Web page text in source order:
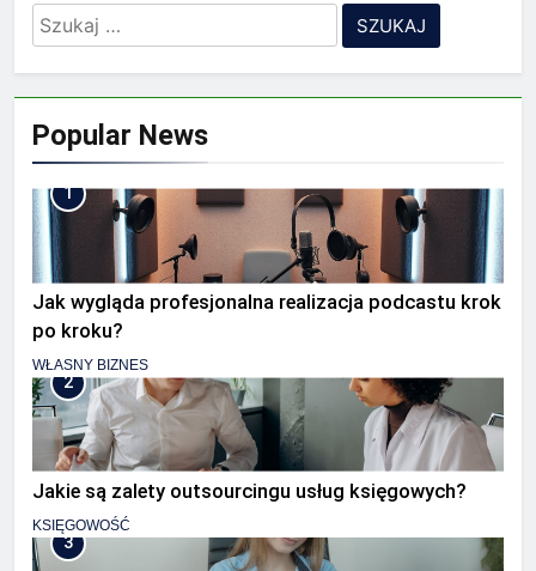
Szukaj:
Popular News
1
Jak wygląda profesjonalna realizacja podcastu krok
po kroku?
WŁASNY BIZNES
2
Jakie są zalety outsourcingu usług księgowych?
KSIĘGOWOŚĆ
3